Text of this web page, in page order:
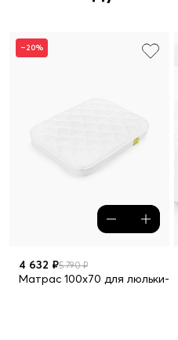
–20%
4 632 ₽5 790 ₽
Матрас 100х70 для люльки-